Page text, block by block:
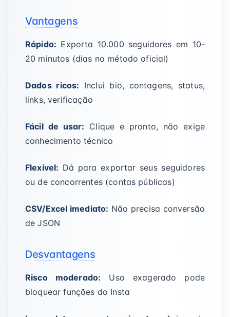
Vantagens
Rápido: Exporta 10.000 seguidores em 10-
20 minutos (dias no método oficial)
Dados ricos: Inclui bio, contagens, status,
links, verificação
Fácil de usar: Clique e pronto, não exige
conhecimento técnico
Flexível: Dá para exportar seus seguidores
ou de concorrentes (contas públicas)
CSV/Excel imediato: Não precisa conversão
de JSON
Desvantagens
Risco moderado: Uso exagerado pode
bloquear funções do Insta